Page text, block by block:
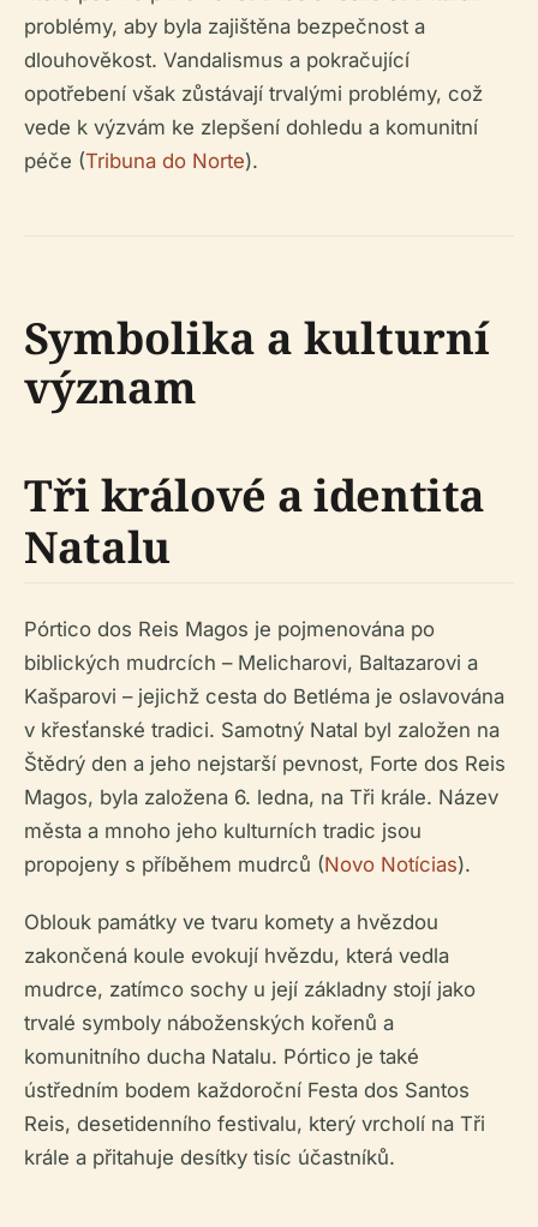
problémy, aby byla zajištěna bezpečnost a
dlouhověkost. Vandalismus a pokračující
opotřebení však zůstávají trvalými problémy, což
vede k výzvám ke zlepšení dohledu a komunitní
péče (Tribuna do Norte).
Symbolika a kulturní
význam
Tři králové a identita
Natalu
Pórtico dos Reis Magos je pojmenována po
biblických mudrcích – Melicharovi, Baltazarovi a
Kašparovi – jejichž cesta do Betléma je oslavována
v křesťanské tradici. Samotný Natal byl založen na
Štědrý den a jeho nejstarší pevnost, Forte dos Reis
Magos, byla založena 6. ledna, na Tři krále. Název
města a mnoho jeho kulturních tradic jsou
propojeny s příběhem mudrců (Novo Notícias).
Oblouk památky ve tvaru komety a hvězdou
zakončená koule evokují hvězdu, která vedla
mudrce, zatímco sochy u její základny stojí jako
trvalé symboly náboženských kořenů a
komunitního ducha Natalu. Pórtico je také
ústředním bodem každoroční Festa dos Santos
Reis, desetidenního festivalu, který vrcholí na Tři
krále a přitahuje desítky tisíc účastníků.